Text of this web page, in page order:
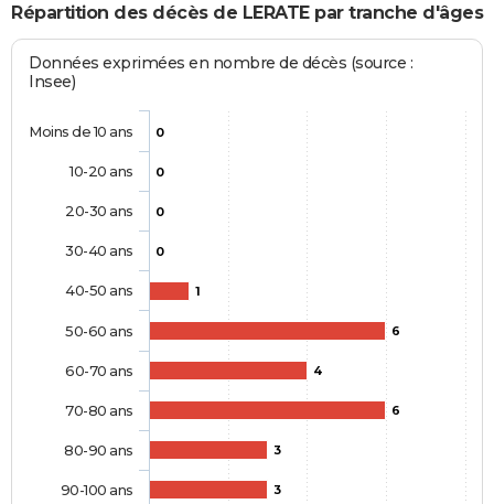
Répartition des décès de LERATE par tranche d'âges
Données exprimées en nombre de décès (source :
Insee)
0
0
0
0
1
6
4
6
3
3
Moins de 10 ans
10-20 ans
20-30 ans
30-40 ans
40-50 ans
50-60 ans
60-70 ans
70-80 ans
80-90 ans
90-100 ans